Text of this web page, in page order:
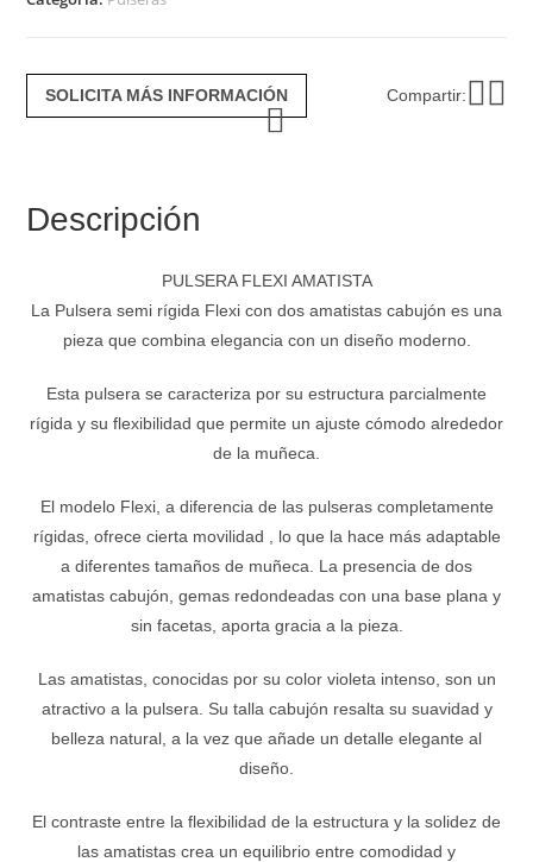
SOLICITA MÁS INFORMACIÓN Compartir:
Descripción
PULSERA FLEXI AMATISTA
La Pulsera semi rígida Flexi con dos amatistas cabujón es una
pieza que combina elegancia con un diseño moderno.
Esta pulsera se caracteriza por su estructura parcialmente
rígida y su flexibilidad que permite un ajuste cómodo alrededor
de la muñeca.
El modelo Flexi, a diferencia de las pulseras completamente
rígidas, ofrece cierta movilidad , lo que la hace más adaptable
a diferentes tamaños de muñeca. La presencia de dos
amatistas cabujón, gemas redondeadas con una base plana y
sin facetas, aporta gracia a la pieza.
Las amatistas, conocidas por su color violeta intenso, son un
atractivo a la pulsera. Su talla cabujón resalta su suavidad y
belleza natural, a la vez que añade un detalle elegante al
diseño.
El contraste entre la flexibilidad de la estructura y la solidez de
las amatistas crea un equilibrio entre comodidad y